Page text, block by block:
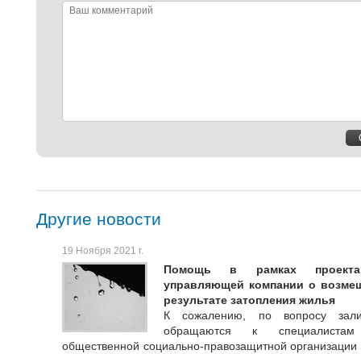
Ваш
Другие новости
19 Ноября 2021 г.
Помощь в рамках проекта:
управляющей компании о
результате затопления жилья
К сожалению, по вопросу
обращаются к специалистам
общественной социально-правозащитной